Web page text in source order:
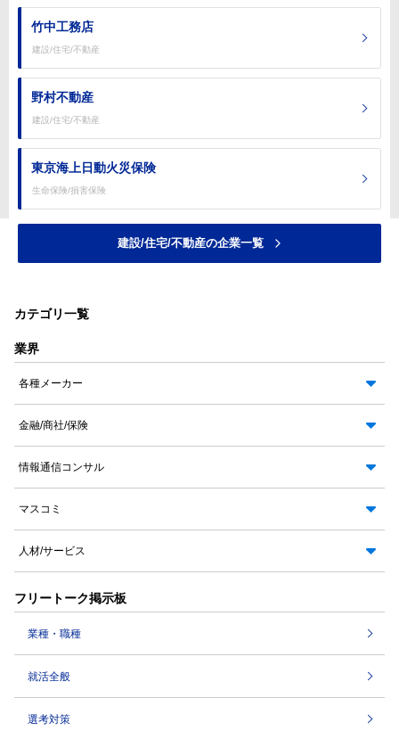
竹中工務店
建設/住宅/不動産
野村不動産
建設/住宅/不動産
東京海上日動火災保険
生命保険/損害保険
建設/住宅/不動産の企業一覧
カテゴリ一覧
業界
各種メーカー
金融/商社/保険
情報通信コンサル
マスコミ
人材/サービス
フリートーク掲示板
業種・職種
就活全般
選考対策